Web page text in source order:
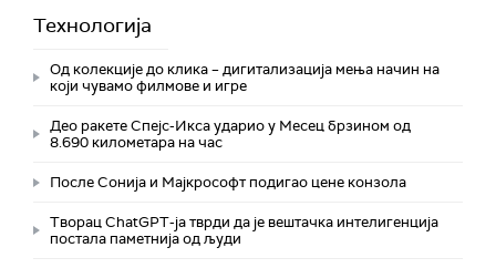
Технологијa
Од колекције до клика – дигитализација мења начин на
који чувамо филмове и игре
Део ракете Спејс-Икса ударио у Месец брзином од
8.690 километара на час
После Сонија и Мајкрософт подигао цене конзола
Творац ChatGPT-ја тврди да је вештачка интелигенција
постала паметнија од људи